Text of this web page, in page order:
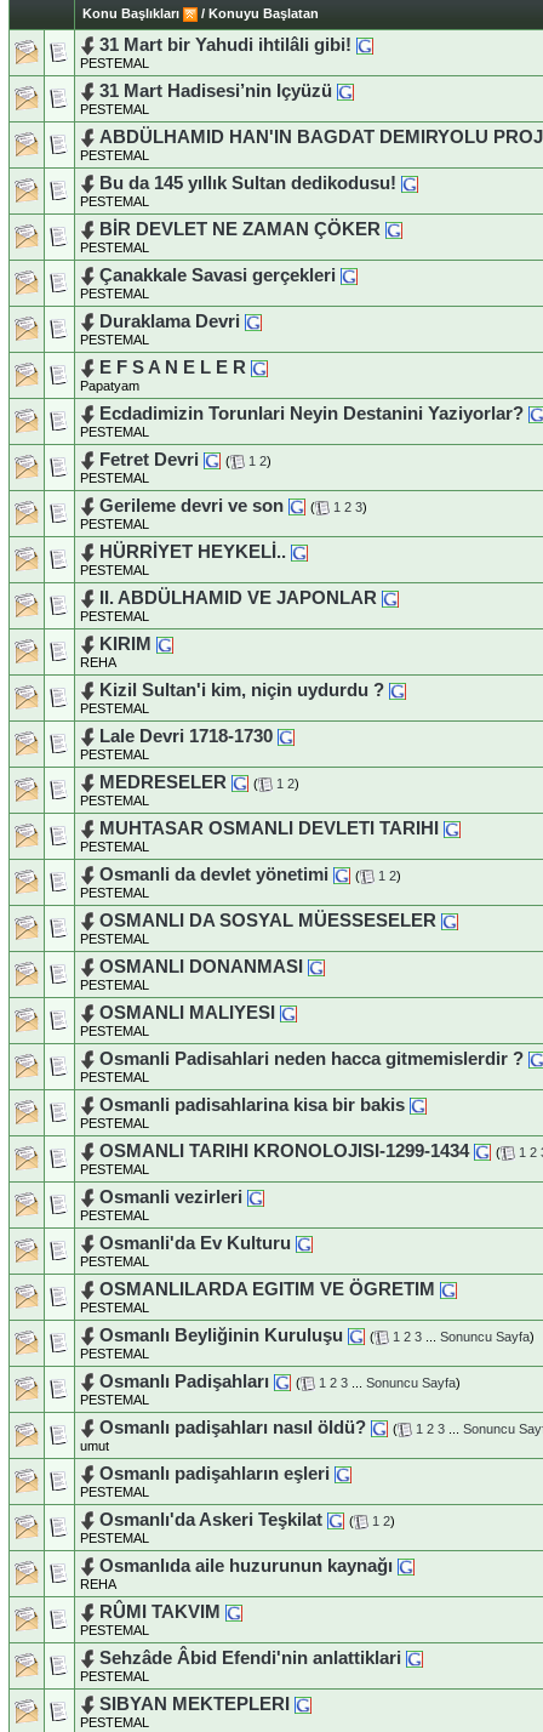
Konu Başlıkları / Konuyu Başlatan
31 Mart bir Yahudi ihtilâli gibi!
PESTEMAL
31 Mart Hadisesi’nin Içyüzü
PESTEMAL
ABDÜLHAMID HAN'IN BAGDAT DEMIRYOLU
PESTEMAL
Bu da 145 yıllık Sultan dedikodusu!
PESTEMAL
BİR DEVLET NE ZAMAN ÇÖKER
PESTEMAL
Çanakkale Savasi gerçekleri
PESTEMAL
Duraklama Devri
PESTEMAL
E F S A N E L E R
Papatyam
Ecdadimizin Torunlari Neyin Destanini Yaziyorlar?
PESTEMAL
Fetret Devri ( 1 2)
PESTEMAL
Gerileme devri ve son ( 1 2 3)
PESTEMAL
HÜRRİYET HEYKELİ..
PESTEMAL
II. ABDÜLHAMID VE JAPONLAR
PESTEMAL
KIRIM
REHA
Kizil Sultan'i kim, niçin uydurdu ?
PESTEMAL
Lale Devri 1718-1730
PESTEMAL
MEDRESELER ( 1 2)
PESTEMAL
MUHTASAR OSMANLI DEVLETI TARIHI
PESTEMAL
Osmanli da devlet yönetimi ( 1 2)
PESTEMAL
OSMANLI DA SOSYAL MÜESSESELER
PESTEMAL
OSMANLI DONANMASI
PESTEMAL
OSMANLI MALIYESI
PESTEMAL
Osmanli Padisahlari neden hacca gitmemislerdir ?
PESTEMAL
Osmanli padisahlarina kisa bir bakis
PESTEMAL
OSMANLI TARIHI KRONOLOJISI-1299-1434 ( 1 2
PESTEMAL
Osmanli vezirleri
PESTEMAL
Osmanli'da Ev Kulturu
PESTEMAL
OSMANLILARDA EGITIM VE ÖGRETIM
PESTEMAL
Osmanlı Beyliğinin Kuruluşu ( 1 2 3 Sonuncu Sayfa)
PESTEMAL
Osmanlı Padişahları ( 1 2 3 Sonuncu Sayfa)
PESTEMAL
Osmanlı padişahları nasıl öldü? ( 1 2 3
Sonuncu
umut
Osmanlı padişahların eşleri
PESTEMAL
Osmanlı'da Askeri Teşkilat ( 1 2)
PESTEMAL
Osmanlıda aile huzurunun kaynağı
REHA
RÛMI TAKVIM
PESTEMAL
Sehzâde Âbid Efendi'nin anlattiklari
PESTEMAL
SIBYAN MEKTEPLERI
PESTEMAL